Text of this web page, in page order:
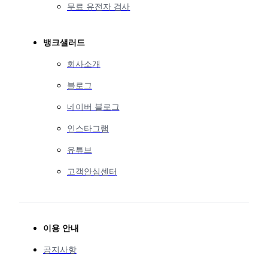
무료 유전자 검사
뱅크샐러드
회사소개
블로그
네이버 블로그
인스타그램
유튜브
고객안심센터
이용 안내
공지사항